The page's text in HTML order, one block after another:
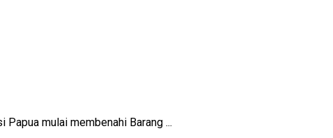
mulai membenahi Barang ...